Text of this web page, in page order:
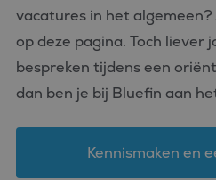
vacatures in het
op deze pagina. Toch liever
bespreken tijdens een
dan ben je bij Bluefin aan
Kennismaken en